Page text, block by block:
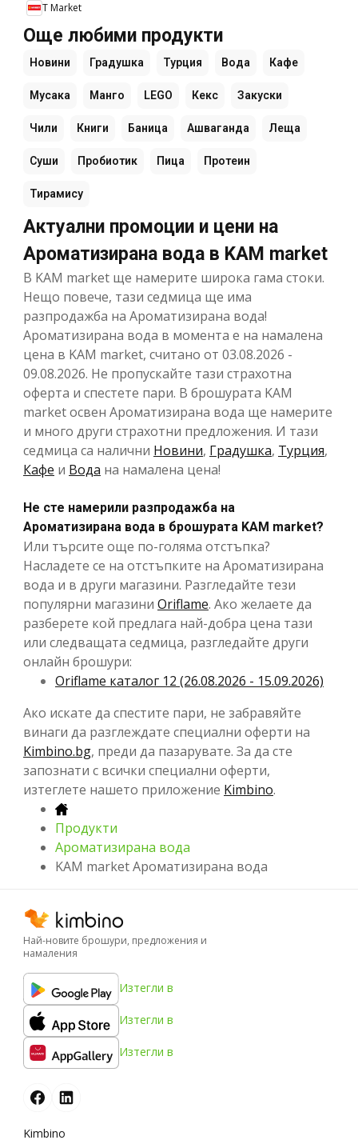
T Market
Още любими продукти
Новини Градушка Турция Вода Кафе
Мусака Манго LEGO Кекс Закуски
Чили Книги Баница Ашваганда Леща
Суши Пробиотик Пица Протеин
Тирамису
Актуални промоции и цени на
Ароматизирана вода в KAM market
В KAM market ще намерите широка гама стоки.
Нещо повече, тази седмица ще има
разпродажба на Ароматизирана вода!
Ароматизирана вода в момента е на намалена
цена в KAM market, считано от 03.08.2026 -
09.08.2026. Не пропускайте тази страхотна
оферта и спестете пари. В брошурата KAM
market освен Ароматизирана вода ще намерите
и много други страхотни предложения. И тази
седмица са налични Новини, Градушка, Турция,
Кафе и Вода на намалена цена!
Не сте намерили разпродажба на
Ароматизирана вода в брошурата KAM market?
Или търсите още по-голяма отстъпка?
Насладете се на отстъпките на Ароматизирана
вода и в други магазини. Разгледайте тези
популярни магазини Oriflame. Ако желаете да
разберете кой предлага най-добра цена тази
или следващата седмица, разгледайте други
онлайн брошури:
Oriflame каталог 12 (26.08.2026 - 15.09.2026)
Ако искате да спестите пари, не забравяйте
винаги да разглеждате специални оферти на
Kimbino.bg, преди да пазарувате. За да сте
запознати с всички специални оферти,
изтеглете нашето приложение Kimbino.
Продукти
Ароматизирана вода
KAM market Ароматизирана вода
Най-новите брошури, предложения и
намаления
Изтегли в
Изтегли в
Изтегли в
Kimbino